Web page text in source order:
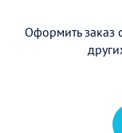
Оформить заказ